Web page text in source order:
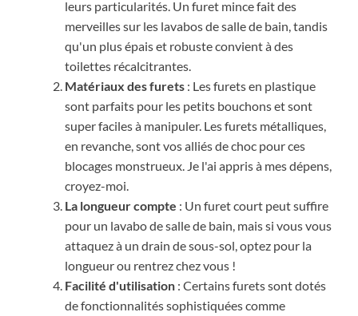
leurs particularités. Un furet mince fait des
merveilles sur les lavabos de salle de bain, tandis
qu'un plus épais et robuste convient à des
toilettes récalcitrantes.
Matériaux des furets : Les furets en plastique
sont parfaits pour les petits bouchons et sont
super faciles à manipuler. Les furets métalliques,
en revanche, sont vos alliés de choc pour ces
blocages monstrueux. Je l'ai appris à mes dépens,
croyez-moi.
La longueur compte : Un furet court peut suffire
pour un lavabo de salle de bain, mais si vous vous
attaquez à un drain de sous-sol, optez pour la
longueur ou rentrez chez vous !
Facilité d'utilisation : Certains furets sont dotés
de fonctionnalités sophistiquées comme